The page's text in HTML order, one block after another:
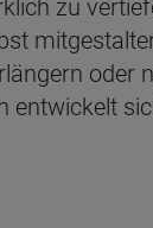
zu
oder
entwickelt